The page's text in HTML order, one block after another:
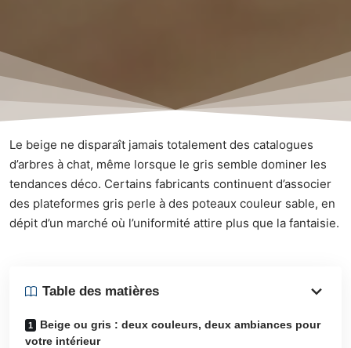
Le beige ne disparaît jamais totalement des catalogues
d’arbres à chat, même lorsque le gris semble dominer les
tendances déco. Certains fabricants continuent d’associer
des plateformes gris perle à des poteaux couleur sable, en
dépit d’un marché où l’uniformité attire plus que la fantaisie.
Table des matières
Beige ou gris : deux couleurs, deux ambiances pour
votre intérieur